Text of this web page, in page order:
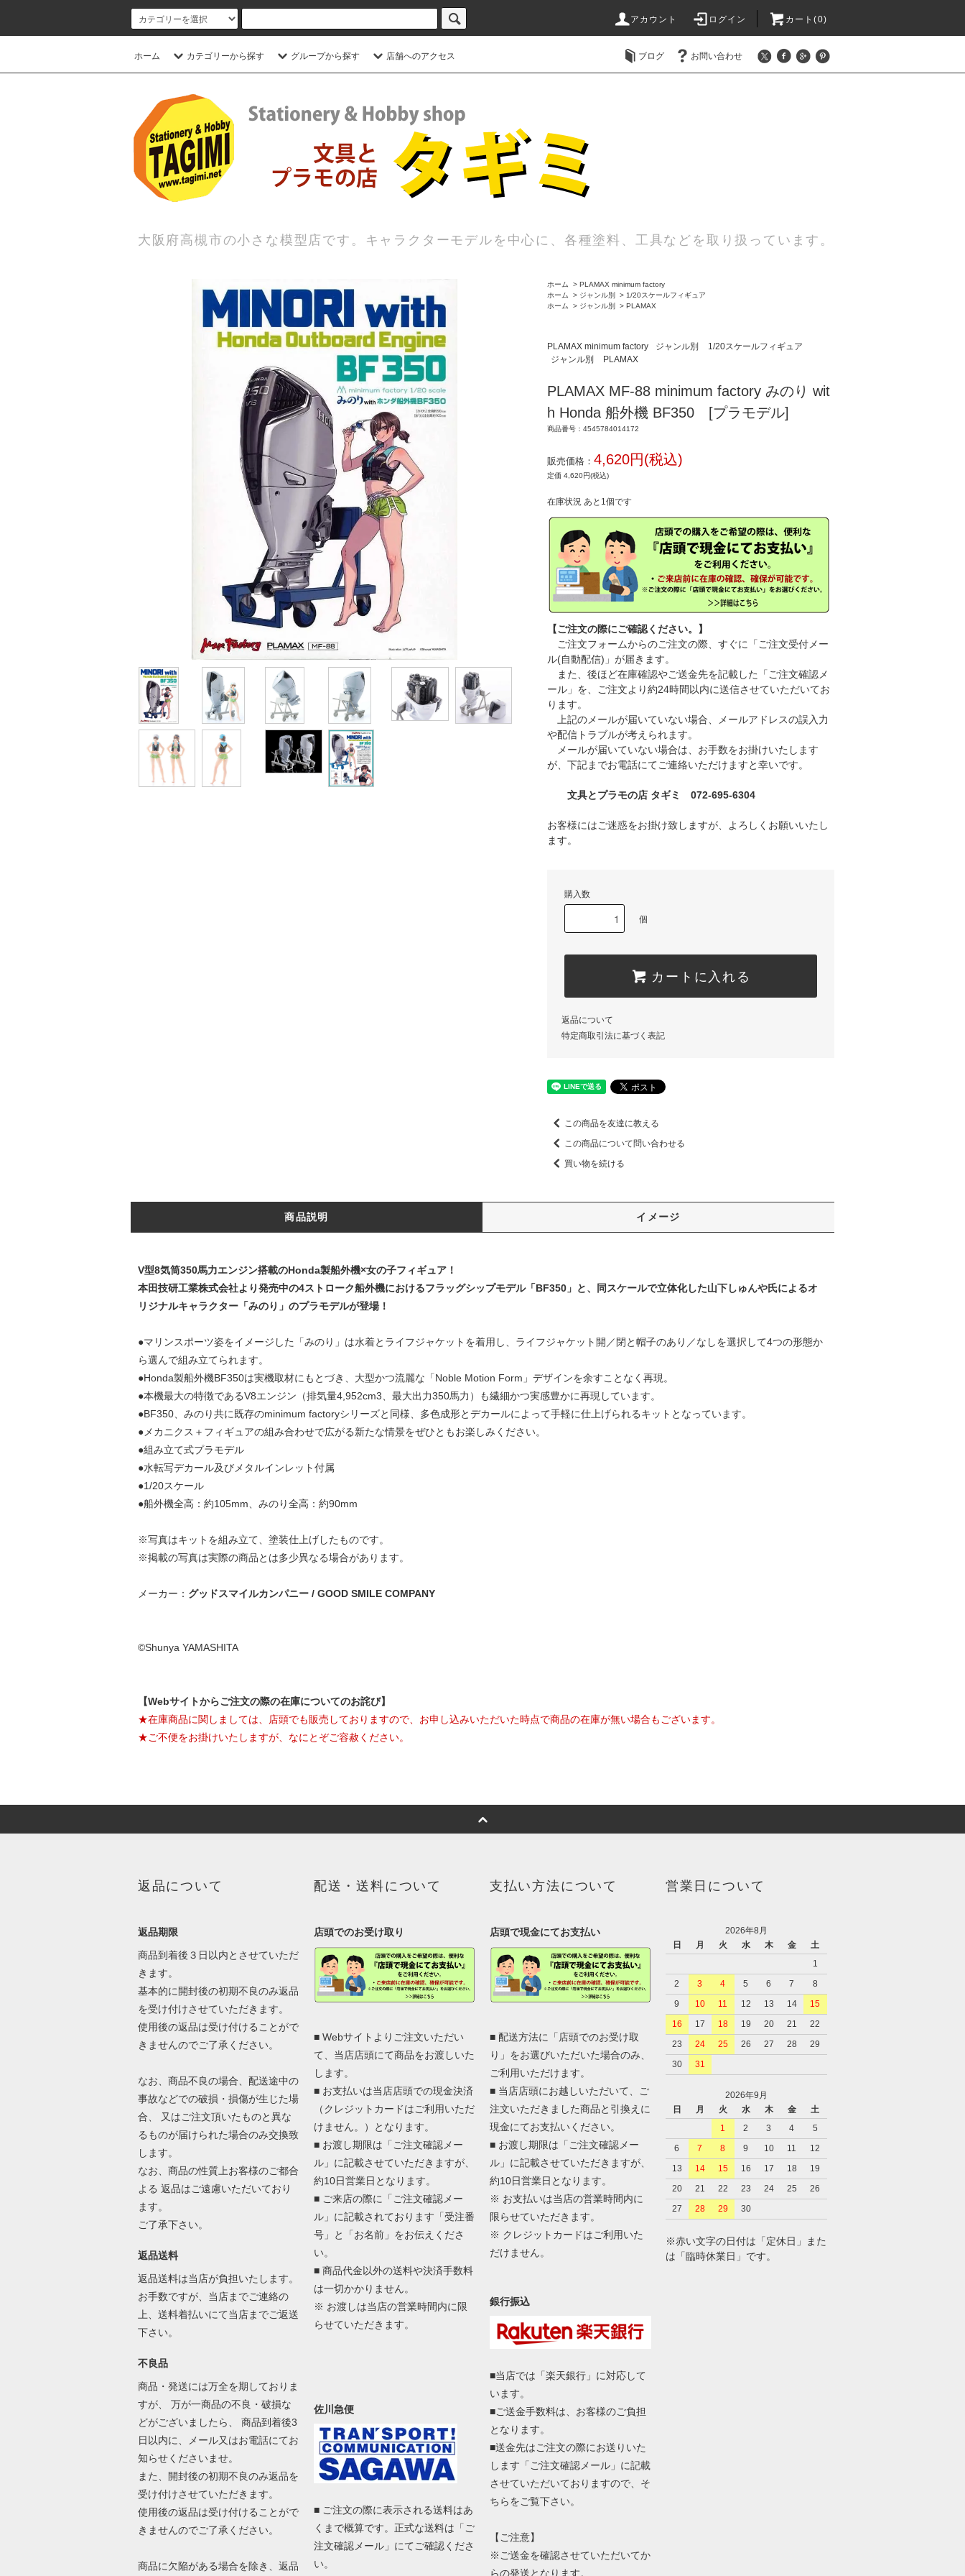
アカウント ログイン カート(0)
ホーム カテゴリーから探す グループから探す 店舗へのアクセス ブログ お問い合わせ
大阪府高槻市の小さな模型店です。キャラクターモデルを中心に、各種塗料、工具などを取り扱っています。
ホーム > PLAMAX minimum factory
ホーム
> ジャンル別 > 1/20スケールフィギュア
ホーム
> ジャンル別 > PLAMAX
PLAMAX minimum factory ジャンル別
1/20スケールフィギュア
ジャンル別
PLAMAX
PLAMAX MF-88 minimum factory みのり wit
h Honda 船外機 BF350 [プラモデル]
商品番号：4545784014172
販売価格： 4,620円(税込)
定価 4,620円(税込)
在庫状況 あと1個です
【ご注文の際にご確認ください。】
ご注文フォームからのご注文の際、すぐに「ご注文受付メー
ル(自動配信)」が届きます。
また、後ほど在庫確認やご送金先を記載した「ご注文確認メ
ール」を、ご注文より約24時間以内に送信させていただいてお
ります。
上記のメールが届いていない場合、メールアドレスの誤入力
や配信トラブルが考えられます。
メールが届いていない場合は、お手数をお掛けいたします
が、下記までお電話にてご連絡いただけますと幸いです。
文具とプラモの店 タギミ 072-695-6304
お客様にはご迷惑をお掛け致しますが、よろしくお願いいたし
ます。
購入数
個
カートに入れる
返品について
特定商取引法に基づく表記
この商品を友達に教える
この商品について問い合わせる
買い物を続ける
商品説明 イメージ
V型8気筒350馬力エンジン搭載のHonda製船外機×女の子フィギュア！
本田技研工業株式会社より発売中の4ストローク船外機におけるフラッグシップモデル「BF350」と、同スケールで立体化した山下しゅんや氏によるオ
リジナルキャラクター「みのり」のプラモデルが登場！
●マリンスポーツ姿をイメージした「みのり」は水着とライフジャケットを着用し、ライフジャケット開／閉と帽子のあり／なしを選択して4つの形態か
ら選んで組み立てられます。
●Honda製船外機BF350は実機取材にもとづき、大型かつ流麗な「Noble Motion Form」デザインを余すことなく再現。
●本機最大の特徴であるV8エンジン（排気量4,952cm3、最大出力350馬力）も繊細かつ実感豊かに再現しています。
●BF350、みのり共に既存のminimum factoryシリーズと同様、多色成形とデカールによって手軽に仕上げられるキットとなっています。
●メカニクス＋フィギュアの組み合わせで広がる新たな情景をぜひともお楽しみください。
●組み立て式プラモデル
●水転写デカール及びメタルインレット付属
●1/20スケール
●船外機全高：約105mm、みのり全高：約90mm
※写真はキットを組み立て、塗装仕上げしたものです。
※掲載の写真は実際の商品とは多少異なる場合があります。
メーカー： グッドスマイルカンパニー / GOOD SMILE COMPANY
©Shunya YAMASHITA
【Webサイトからご注文の際の在庫についてのお詫び】
★在庫商品に関しましては、店頭でも販売しておりますので、お申し込みいただいた時点で商品の在庫が無い場合もございます。
★ご不便をお掛けいたしますが、なにとぞご容赦ください。
返品について
返品期限
商品到着後３日以内とさせていただ
きます。
基本的に開封後の初期不良のみ返品
を受け付けさせていただきます。
使用後の返品は受け付けることがで
きませんのでご了承ください。
なお、商品不良の場合、配送途中の
事故などでの破損・損傷が生じた場
合、 又はご注文頂いたものと異な
るものが届けられた場合のみ交換致
します。
なお、商品の性質上お客様のご都合
よる 返品はご遠慮いただいており
ます。
ご了承下さい。
返品送料
返品送料は当店が負担いたします。
お手数ですが、当店までご連絡の
上、送料着払いにて当店までご返送
下さい。
不良品
商品・発送には万全を期しておりま
すが、 万が一商品の不良・破損な
どがございましたら、 商品到着後3
日以内に、メール又はお電話にてお
知らせくださいませ。
また、開封後の初期不良のみ返品を
受け付けさせていただきます。
使用後の返品は受け付けることがで
きませんのでご了承ください。
商品に欠陥がある場合を除き、返品
配送・送料について
店頭でのお受け取り
■ Webサイトよりご注文いただい
て、当店店頭にて商品をお渡しいた
します。
■ お支払いは当店店頭での現金決済
（クレジットカードはご利用いただ
けません。）となります。
■ お渡し期限は「ご注文確認メー
ル」に記載させていただきますが、
約10日営業日となります。
■ ご来店の際に「ご注文確認メー
ル」に記載されております「受注番
号」と「お名前」をお伝えくださ
い。
■ 商品代金以外の送料や決済手数料
は一切かかりません。
※ お渡しは当店の営業時間内に限
らせていただきます。
佐川急便
■ ご注文の際に表示される送料はあ
くまで概算です。正式な送料は「ご
注文確認メール」にてご確認くださ
い。
支払い方法について
店頭で現金にてお支払い
■ 配送方法に「店頭でのお受け取
り」をお選びいただいた場合のみ、
ご利用いただけます。
■ 当店店頭にお越しいただいて、ご
注文いただきました商品と引換えに
現金にてお支払いください。
■ お渡し期限は「ご注文確認メー
ル」に記載させていただきますが、
約10日営業日となります。
※ お支払いは当店の営業時間内に
限らせていただきます。
※ クレジットカードはご利用いた
だけません。
銀行振込
■当店では「楽天銀行」に対応して
います。
■ご送金手数料は、お客様のご負担
となります。
■送金先はご注文の際にお送りいた
します「ご注文確認メール」に記載
させていただいておりますので、そ
ちらをご覧下さい。
【ご注意】
※ご送金を確認させていただいてか
らの発送となります。
営業日について
2026年8月
日
月 火 水 木 金
土
1
2
3 4 5 6 7
8
9
10 11 12 13 14
15
16
17 18 19 20 21
22
23
24 25 26 27 28
29
30
31
2026年9月
日
月 火 水 木 金
土
1
2 3 4
5
6
7 8 9 10 11
12
13
14 15 16 17 18
19
20
21 22 23 24 25
26
27
28 29 30
※赤い文字の日付は「定休日」また
は「臨時休業日」です。